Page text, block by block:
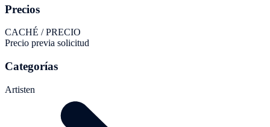
Precios
CACHÉ / PRECIO
Precio previa solicitud
Categorías
Artisten